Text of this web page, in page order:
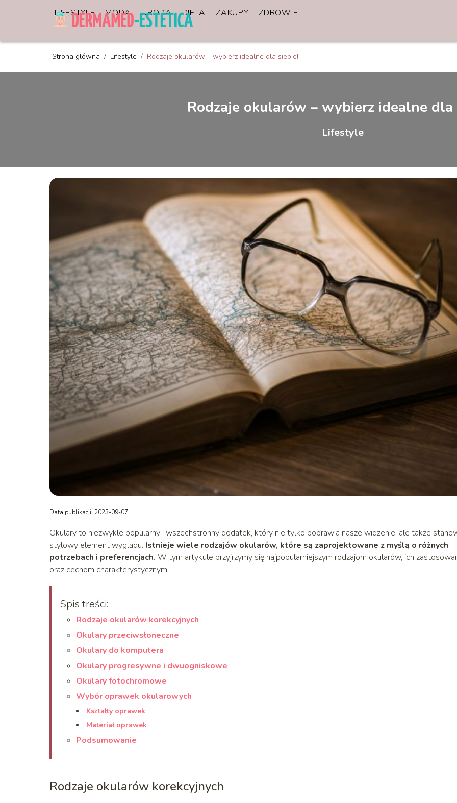
LIFESTYLE MODA URODA DIETA ZAKUPY ZDROWIE
Strona główna / Lifestyle / Rodzaje okularów – wybierz idealne dla siebie!
Rodzaje okularów – wybierz idealne dla
Lifestyle
Data publikacji: 2023-09-07
Okulary to niezwykle popularny i wszechstronny dodatek, który nie tylko poprawia nasze widzenie, ale także
stylowy element wyglądu. Istnieje wiele rodzajów okularów, które są zaprojektowane z myślą o różnych
potrzebach i preferencjach. W tym artykule przyjrzymy się najpopularniejszym rodzajom okularów, ich
oraz cechom charakterystycznym.
Spis treści:
Rodzaje okularów korekcyjnych
Okulary przeciwsłoneczne
Okulary do komputera
Okulary progresywne i dwuogniskowe
Okulary fotochromowe
Wybór oprawek okularowych
Kształty oprawek
Materiał oprawek
Podsumowanie
Rodzaje okularów korekcyjnych